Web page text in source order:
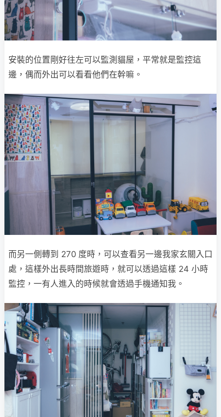
安裝的位置剛好往左可以監測貓屋，平常就是監控這
邊，偶而外出可以看看他們在幹嘛。
而另一側轉到 270 度時，可以查看另一邊我家玄關入口
處，這樣外出長時間旅遊時，就可以透過這樣 24 小時
監控，一有人進入的時候就會透過手機通知我。